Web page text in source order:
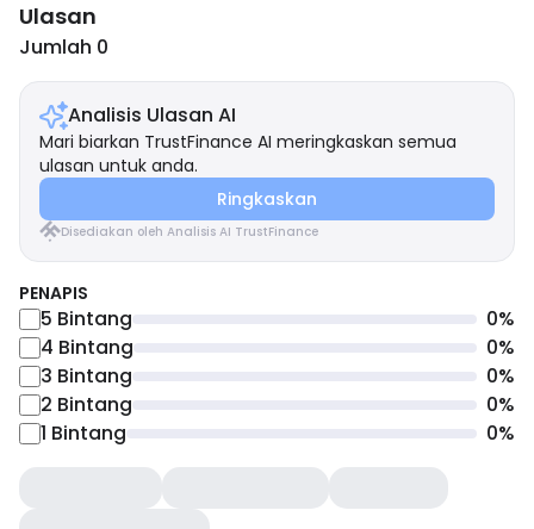
Ulasan
Jumlah 0
Analisis Ulasan AI
Mari biarkan TrustFinance AI meringkaskan semua
ulasan untuk anda.
Ringkaskan
Disediakan oleh Analisis AI TrustFinance
PENAPIS
5 Bintang 0%
4 Bintang 0%
3 Bintang 0%
2 Bintang 0%
1 Bintang 0%